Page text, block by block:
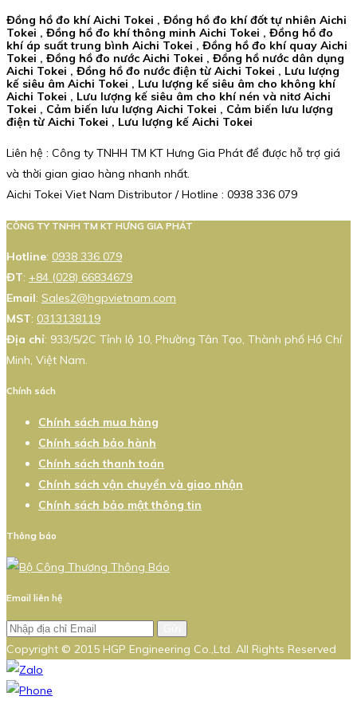
Đồng hồ đo khí Aichi Tokei , Đồng hồ đo khí đốt tự nhiên Aichi
Tokei , Đồng hồ đo khí thông minh Aichi Tokei , Đồng hồ đo
khí áp suất trung bình Aichi Tokei , Đồng hồ đo khí quay Aichi
Tokei , Đồng hồ đo nước Aichi Tokei , Đồng hồ nước dân dụng
Aichi Tokei , Đồng hồ đo nước điện từ Aichi Tokei , Lưu lượng
kế siêu âm Aichi Tokei , Lưu lượng kế siêu âm cho không khí
Aichi Tokei , Lưu lượng kế siêu âm cho khí nén và nitơ Aichi
Tokei , Cảm biến lưu lượng Aichi Tokei , Cảm biến lưu lượng
điện từ Aichi Tokei , Lưu lượng kế Aichi Tokei
Liên hệ : Công ty TNHH TM KT Hưng Gia Phát để được hỗ trợ giá
và thời gian giao hàng nhanh nhất.
Aichi Tokei Viet Nam Distributor / Hotline : 0938 336 079
CÔNG TY TNHH TM KT HƯNG GIA PHÁT
Hotline: 0938 336 079
ĐT: +84 (028) 66834679
Email: Sales2@hgpvietnam.com
MST: 0313138119
Địa chỉ: 933/5/2C Tỉnh lộ 10, Phường Tân Tạo, Thành phố Hồ Chí
Minh, Việt Nam.
Chính sách
Chính sách mua hàng
Chính sách bảo hành
Chính sách thanh toán
Chính sách vận chuyển và giao nhận
Chính sách bảo mật thông tin
Thông báo
Email liên hệ
Copyright © 2015 HGP Engineering Co.,Ltd. All Rights Reserved